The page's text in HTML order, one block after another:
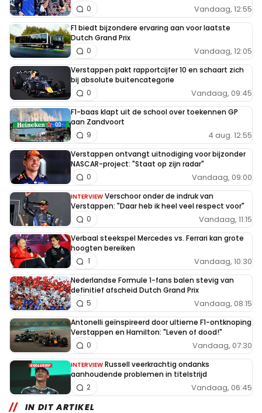
Vandaag, 12:55
0
F1 biedt bijzondere ervaring aan voor laatste
Dutch Grand Prix
Vandaag, 12:05
0
Verstappen pakt rapportcijfer 10 en schaart zich
bij absolute buitencategorie
Vandaag, 09:45
0
F1-baas klapt uit de school over toekennen GP
aan Zandvoort
4 aug. 12:55
9
Verstappen ontvangt uitnodiging voor bijzonder
NASCAR-project: "Staat op zijn radar"
Vandaag, 09:00
0
INTERVIEW Verschoor onder de indruk van
Verstappen: "Daar heb ik heel veel respect voor"
Vandaag, 11:15
0
Verbaal steekspel Mercedes vs. Ferrari kan grote
hoogten bereiken
Vandaag, 10:30
1
Nederlandse Formule 1-fans balen stevig van
definitief afscheid Dutch Grand Prix
Vandaag, 08:15
5
Antonelli geïnspireerd door ultieme F1-ontknoping
Verstappen en Hamilton: "Leven of dood!"
Vandaag, 07:30
0
INTERVIEW Russell veerkrachtig ondanks
aanhoudende problemen in titelstrijd
Vandaag, 06:45
2
IN DIT ARTIKEL